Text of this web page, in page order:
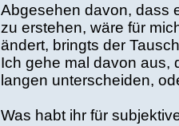
Abgesehen davon, dass
zu erstehen, wäre für
ändert, bringts der
Ich gehe mal davon aus,
langen unterscheiden,
Was habt ihr für